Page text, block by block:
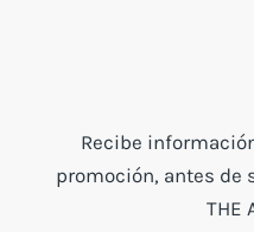
Recibe
promoción, antes de
THE